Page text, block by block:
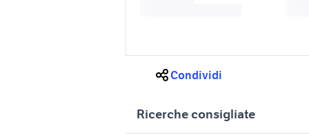
Condividi
Ricerche consigliate